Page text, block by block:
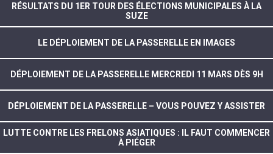
RÉSULTATS DU 1ER TOUR DES ÉLECTIONS MUNICIPALES À LA
SUZE
LE DÉPLOIEMENT DE LA PASSERELLE EN IMAGES
DÉPLOIEMENT DE LA PASSERELLE MERCREDI 11 MARS DÈS 9H
DÉPLOIEMENT DE LA PASSERELLE – VOUS POUVEZ Y ASSISTER
LUTTE CONTRE LES FRELONS ASIATIQUES : IL FAUT COMMENCER
À PIÉGER